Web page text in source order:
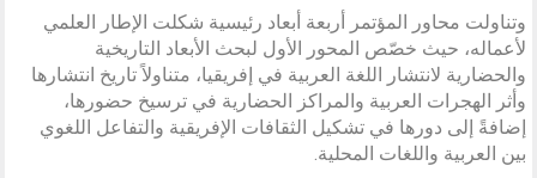
وتناولت محاور المؤتمر أربعة أبعاد رئيسية شكلت الإطار العلمي
لأعماله، حيث خصّص المحور الأول لبحث الأبعاد التاريخية
والحضارية لانتشار اللغة العربية في إفريقيا، متناولاً تاريخ انتشارها
وأثر الهجرات العربية والمراكز الحضارية في ترسيخ حضورها،
إضافةً إلى دورها في تشكيل الثقافات الإفريقية والتفاعل اللغوي
بين العربية واللغات المحلية.